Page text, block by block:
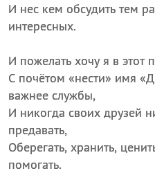
И нес кем обсудить тем
интересных.
И пожелать хочу я в этот
С почётом «нести» имя
важнее службы,
И никогда своих друзей
предавать,
Оберегать, хранить,
помогать.